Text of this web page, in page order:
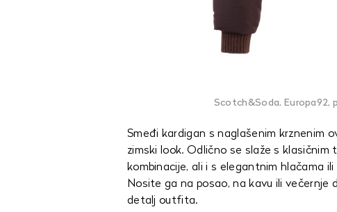
Scotch&Soda, Europa92,
Smeđi kardigan s naglašenim krznenim
zimski look. Odlično se slaže s klasičnim
kombinacije, ali i s elegantnim hlačama
Nosite ga na posao, na kavu ili večernje
detalj outfita.